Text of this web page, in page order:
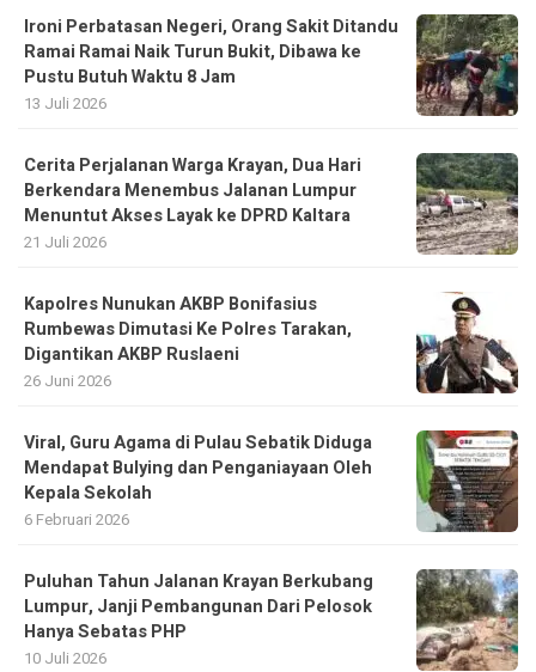
Ironi Perbatasan Negeri, Orang Sakit Ditandu
Ramai Ramai Naik Turun Bukit, Dibawa ke
Pustu Butuh Waktu 8 Jam
13 Juli 2026
Cerita Perjalanan Warga Krayan, Dua Hari
Berkendara Menembus Jalanan Lumpur
Menuntut Akses Layak ke DPRD Kaltara
21 Juli 2026
Kapolres Nunukan AKBP Bonifasius
Rumbewas Dimutasi Ke Polres Tarakan,
Digantikan AKBP Ruslaeni
26 Juni 2026
Viral, Guru Agama di Pulau Sebatik Diduga
Mendapat Bulying dan Penganiayaan Oleh
Kepala Sekolah
6 Februari 2026
Puluhan Tahun Jalanan Krayan Berkubang
Lumpur, Janji Pembangunan Dari Pelosok
Hanya Sebatas PHP
10 Juli 2026